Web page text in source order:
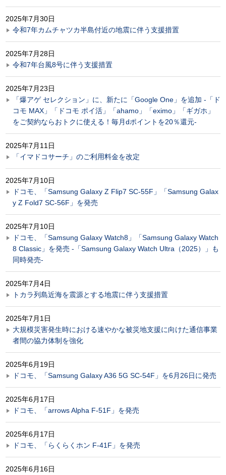
2025年7月30日
令和7年カムチャツカ半島付近の地震に伴う支援措置
2025年7月28日
令和7年台風8号に伴う支援措置
2025年7月23日
「爆アゲ セレクション」に、新たに「Google One」を追加 -「ド
コモ MAX」「ドコモ ポイ活」「ahamo」「eximo」「ギガホ」
をご契約ならおトクに使える！毎月dポイントを20％還元-
2025年7月11日
「イマドコサーチ」のご利用料金を改定
2025年7月10日
ドコモ、「Samsung Galaxy Z Flip7 SC-55F」「Samsung Galax
y Z Fold7 SC-56F」を発売
2025年7月10日
ドコモ、「Samsung Galaxy Watch8」「Samsung Galaxy Watch
8 Classic」を発売 -「Samsung Galaxy Watch Ultra（2025）」も
同時発売-
2025年7月4日
トカラ列島近海を震源とする地震に伴う支援措置
2025年7月1日
大規模災害発生時における速やかな被災地支援に向けた通信事業
者間の協力体制を強化
2025年6月19日
ドコモ、「Samsung Galaxy A36 5G SC-54F」を6月26日に発売
2025年6月17日
ドコモ、「arrows Alpha F-51F」を発売
2025年6月17日
ドコモ、「らくらくホン F-41F」を発売
2025年6月16日